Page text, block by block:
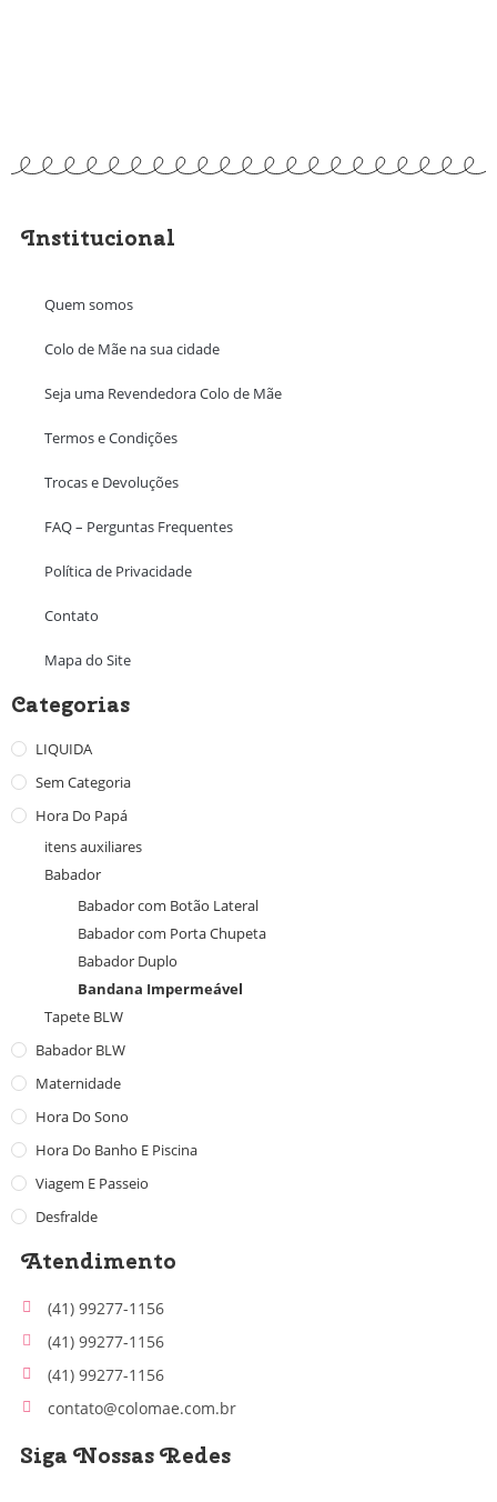
Institucional
Quem somos
Colo de Mãe na sua cidade
Seja uma Revendedora Colo de Mãe
Termos e Condições
Trocas e Devoluções
FAQ – Perguntas Frequentes
Política de Privacidade
Contato
Mapa do Site
Categorias
LIQUIDA
Sem Categoria
Hora Do Papá
itens auxiliares
Babador
Babador com Botão Lateral
Babador com Porta Chupeta
Babador Duplo
Bandana Impermeável
Tapete BLW
Babador BLW
Maternidade
Hora Do Sono
Hora Do Banho E Piscina
Viagem E Passeio
Desfralde
Atendimento
(41) 99277-1156
(41) 99277-1156
(41) 99277-1156
contato@colomae.com.br
Siga Nossas Redes